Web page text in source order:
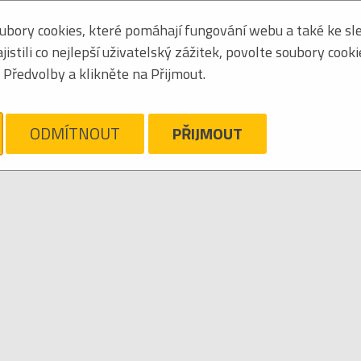
Seřadit podle: jména
výpis
SERIÁL
cookies, které pomáhají fungování webu a také ke
co nejlepší uživatelský zážitek, povolte soubory
a klikněte na Přijmout.
ODMÍTNOUT PŘIJMOUT